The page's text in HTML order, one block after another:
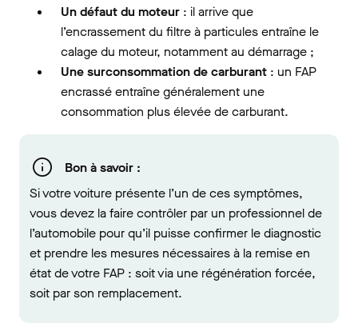
Un défaut du moteur : il arrive que
l’encrassement du filtre à particules entraîne le
calage du moteur, notamment au démarrage ;
Une surconsommation de carburant : un FAP
encrassé entraîne généralement une
consommation plus élevée de carburant.
Bon à savoir :
Si votre voiture présente l’un de ces symptômes,
vous devez la faire contrôler par un professionnel de
l’automobile pour qu’il puisse confirmer le diagnostic
et prendre les mesures nécessaires à la remise en
état de votre FAP : soit via une régénération forcée,
soit par son remplacement.